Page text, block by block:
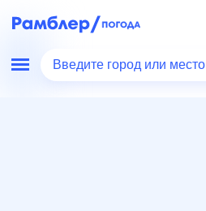
Введите город или место